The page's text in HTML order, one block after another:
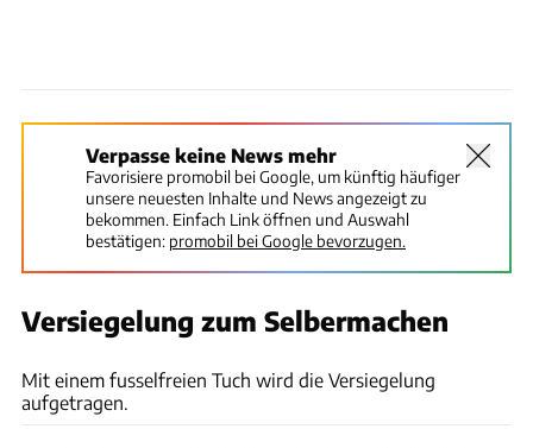
Verpasse keine News mehr
Favorisiere promobil bei Google, um künftig häufiger
unsere neuesten Inhalte und News angezeigt zu
bekommen. Einfach Link öffnen und Auswahl
bestätigen: promobil bei Google bevorzugen.
Versiegelung zum Selbermachen
Mit einem fusselfreien Tuch wird die Versiegelung
aufgetragen.